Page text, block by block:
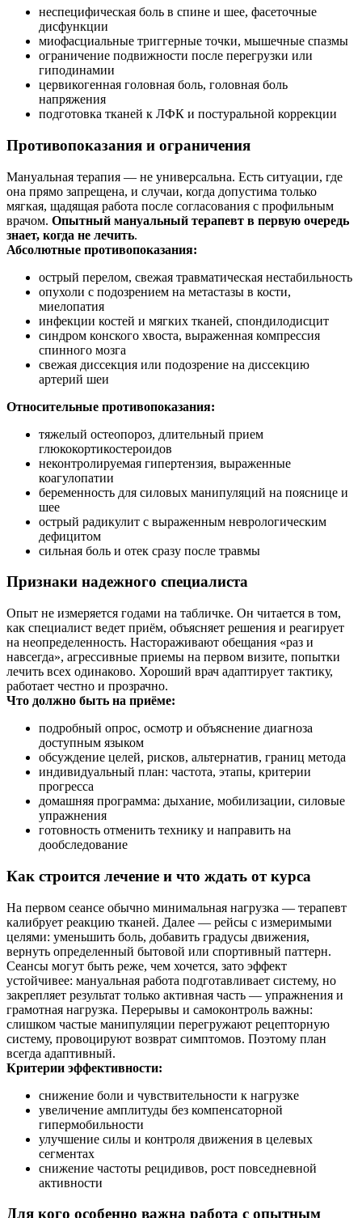
неспецифическая боль в спине и шее, фасеточные
дисфункции
миофасциальные триггерные точки, мышечные спазмы
ограничение подвижности после перегрузки или
гиподинамии
цервикогенная головная боль, головная боль
напряжения
подготовка тканей к ЛФК и постуральной коррекции
Противопоказания и ограничения
Мануальная терапия — не универсальна. Есть ситуации, где
она прямо запрещена, и случаи, когда допустима только
мягкая, щадящая работа после согласования с профильным
врачом. Опытный мануальный терапевт в первую очередь
знает, когда не лечить.
Абсолютные противопоказания:
острый перелом, свежая травматическая нестабильность
опухоли с подозрением на метастазы в кости,
миелопатия
инфекции костей и мягких тканей, спондилодисцит
синдром конского хвоста, выраженная компрессия
спинного мозга
свежая диссекция или подозрение на диссекцию
артерий шеи
Относительные противопоказания:
тяжелый остеопороз, длительный прием
глюкокортикостероидов
неконтролируемая гипертензия, выраженные
коагулопатии
беременность для силовых манипуляций на пояснице и
шее
острый радикулит с выраженным неврологическим
дефицитом
сильная боль и отек сразу после травмы
Признаки надежного специалиста
Опыт не измеряется годами на табличке. Он читается в том,
как специалист ведет приём, объясняет решения и реагирует
на неопределенность. Настораживают обещания «раз и
навсегда», агрессивные приемы на первом визите, попытки
лечить всех одинаково. Хороший врач адаптирует тактику,
работает честно и прозрачно.
Что должно быть на приёме:
подробный опрос, осмотр и объяснение диагноза
доступным языком
обсуждение целей, рисков, альтернатив, границ метода
индивидуальный план: частота, этапы, критерии
прогресса
домашняя программа: дыхание, мобилизации, силовые
упражнения
готовность отменить технику и направить на
дообследование
Как строится лечение и что ждать от курса
На первом сеансе обычно минимальная нагрузка — терапевт
калибрует реакцию тканей. Далее — рейсы с измеримыми
целями: уменьшить боль, добавить градусы движения,
вернуть определенный бытовой или спортивный паттерн.
Сеансы могут быть реже, чем хочется, зато эффект
устойчивее: мануальная работа подготавливает систему, но
закрепляет результат только активная часть — упражнения и
грамотная нагрузка. Перерывы и самоконтроль важны:
слишком частые манипуляции перегружают рецепторную
систему, провоцируют возврат симптомов. Поэтому план
всегда адаптивный.
Критерии эффективности:
снижение боли и чувствительности к нагрузке
увеличение амплитуды без компенсаторной
гипермобильности
улучшение силы и контроля движения в целевых
сегментах
снижение частоты рецидивов, рост повседневной
активности
Для кого особенно важна работа с опытным